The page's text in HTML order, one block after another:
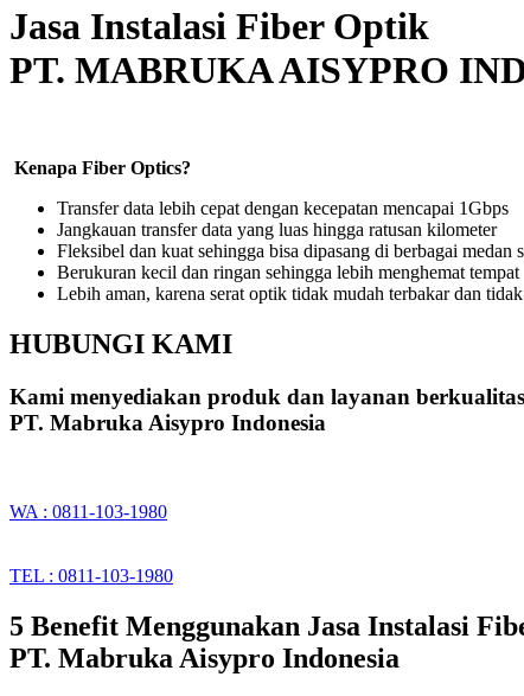
Jasa Instalasi Fiber Optik
PT. MABRUKA AISYPRO
Kenapa Fiber Optics?
Transfer data lebih cepat dengan kecepatan mencapai 1Gbps
Jangkauan transfer data yang luas hingga ratusan kilometer
Fleksibel dan kuat sehingga bisa dipasang di berbagai medan
Berukuran kecil dan ringan sehingga lebih menghemat tempat
Lebih aman, karena serat optik tidak mudah terbakar dan
HUBUNGI KAMI
Kami menyediakan produk dan layanan
PT. Mabruka Aisypro Indonesia
WA : 0811-103-1980
TEL : 0811-103-1980
5 Benefit Menggunakan Jasa Instalasi
PT. Mabruka Aisypro Indonesia